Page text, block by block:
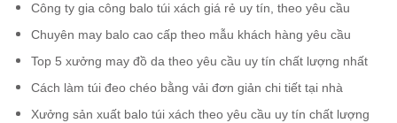
Công ty gia công balo túi xách giá rẻ uy tín, theo yêu cầu
Chuyên may balo cao cấp theo mẫu khách hàng yêu cầu
Top 5 xưởng may đồ da theo yêu cầu uy tín chất lượng nhất
Cách làm túi đeo chéo bằng vải đơn giản chi tiết tại nhà
Xưởng sản xuất balo túi xách theo yêu cầu uy tín chất lượng